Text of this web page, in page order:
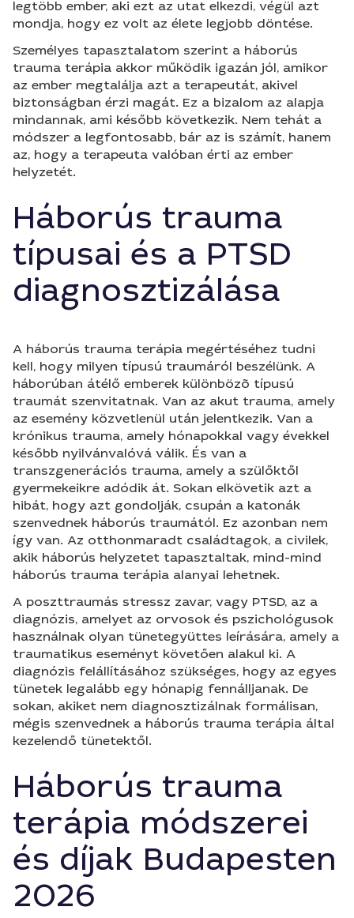
legtöbb ember, aki ezt az utat elkezdi, végül azt
mondja, hogy ez volt az élete legjobb döntése.
Személyes tapasztalatom szerint a háborús
trauma terápia akkor működik igazán jól, amikor
az ember megtalálja azt a terapeutát, akivel
biztonságban érzi magát. Ez a bizalom az alapja
mindannak, ami később következik. Nem tehát a
módszer a legfontosabb, bár az is számít, hanem
az, hogy a terapeuta valóban érti az ember
helyzetét.
Háborús trauma
típusai és a PTSD
diagnosztizálása
A háborús trauma terápia megértéséhez tudni
kell, hogy milyen típusú traumáról beszélünk. A
háborúban átélő emberek különbözõ típusú
traumát szenvitatnak. Van az akut trauma, amely
az esemény közvetlenül után jelentkezik. Van a
krónikus trauma, amely hónapokkal vagy évekkel
később nyilvánvalóvá válik. És van a
transzgenerációs trauma, amely a szülőktől
gyermekeikre adódik át. Sokan elkövetik azt a
hibát, hogy azt gondolják, csupán a katonák
szenvednek háborús traumától. Ez azonban nem
így van. Az otthonmaradt családtagok, a civilek,
akik háborús helyzetet tapasztaltak, mind-mind
háborús trauma terápia alanyai lehetnek.
A poszttraumás stressz zavar, vagy PTSD, az a
diagnózis, amelyet az orvosok és pszichológusok
használnak olyan tünetegyüttes leírására, amely a
traumatikus eseményt követően alakul ki. A
diagnózis felállításához szükséges, hogy az egyes
tünetek legalább egy hónapig fennálljanak. De
sokan, akiket nem diagnosztizálnak formálisan,
mégis szenvednek a háborús trauma terápia által
kezelendő tünetektől.
Háborús trauma
terápia módszerei
és díjak Budapesten
2026